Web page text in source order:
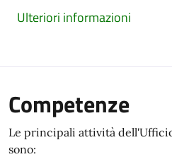
Ulteriori informazioni
Competenze
Le principali attività
sono: